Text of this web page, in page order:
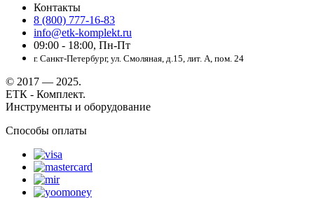
Контакты
8 (800) 777-16-83
info@etk-komplekt.ru
09:00 - 18:00, Пн-Пт
г. Санкт-Петербург, ул. Смоляная, д.15, лит. А, пом. 24
© 2017 — 2025.
ЕТК - Комплект.
Инструменты и оборудование
Способы оплаты